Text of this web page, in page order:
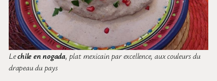
Lechile en nogada, plat mexicain par excellence, aux couleurs du
drapeau du pays